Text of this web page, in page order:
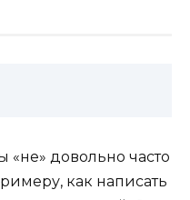
довольно часто
как написать